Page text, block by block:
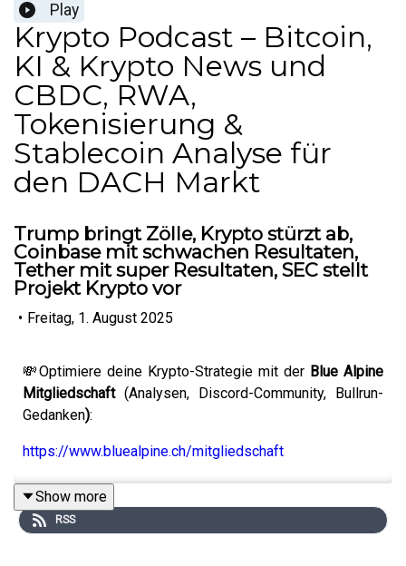
Play
Krypto Podcast – Bitcoin,
KI & Krypto News und
CBDC, RWA,
Tokenisierung &
Stablecoin Analyse für
den DACH Markt
Trump bringt Zölle, Krypto stürzt ab,
Coinbase mit schwachen Resultaten,
Tether mit super Resultaten, SEC stellt
Projekt Krypto vor
• Freitag, 1. August 2025
💸Optimiere deine Krypto-Strategie mit der Blue Alpine
Mitgliedschaft (Analysen, Discord-Community, Bullrun-
Gedanken):
https://www.bluealpine.ch/mitgliedschaft
🚀Sichere dir den ultimativen Leitfaden für den Bullrun
Show more
RSS